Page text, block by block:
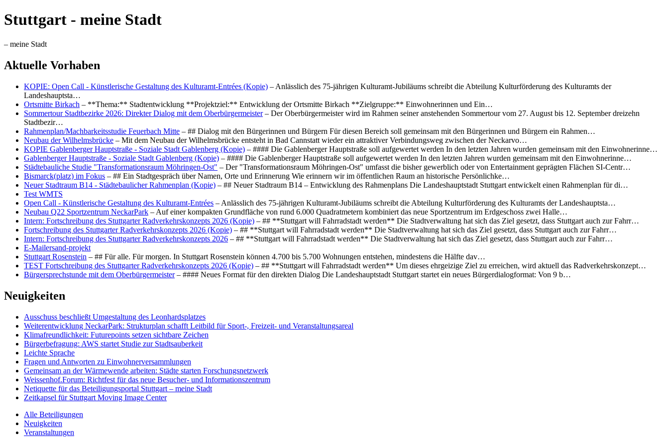
Stuttgart - meine Stadt
– meine Stadt
Aktuelle Vorhaben
KOPIE: Open Call - Künstlerische Gestaltung des Kulturamt-Entrées (Kopie) – Anlässlich des 75-jährigen Kulturamt-Jubiläums schreibt die Abteilung Kulturförderung des Kulturamts der
Landeshauptsta…
Ortsmitte Birkach – **Thema:** Stadtentwicklung **Projektziel:** Entwicklung der Ortsmitte Birkach **Zielgruppe:** Einwohnerinnen und Ein…
Sommertour Stadtbezirke 2026: Direkter Dialog mit dem Oberbürgermeister– Der Oberbürgermeister wird im Rahmen seiner anstehenden Sommertour vom 27. August bis 12. September dreizehn
Stadtbezir…
Rahmenplan/Machbarkeitsstudie Feuerbach Mitte – ## Dialog mit den Bürgerinnen und Bürgern Für diesen Bereich soll gemeinsam mit den Bürgerinnen und Bürgern ein Rahmen…
Neubau der Wilhelmsbrücke – Mit dem Neubau der Wilhelmsbrücke entsteht in Bad Cannstatt wieder ein attraktiver Verbindungsweg zwischen der Neckarvo…
KOPIE Gablenberger Hauptstraße - Soziale Stadt Gablenberg (Kopie) – #### Die Gablenberger Hauptstraße soll aufgewertet werden In den letzten Jahren wurden gemeinsam mit den Einwohnerinne…
Gablenberger Hauptstraße - Soziale Stadt Gablenberg (Kopie) – #### Die Gablenberger Hauptstraße soll aufgewertet werden In den letzten Jahren wurden gemeinsam mit den Einwohnerinne…
Städtebauliche Studie "Transformationsraum Möhringen-Ost" – Der "Transformationsraum Möhringen-Ost" umfasst die bisher gewerblich oder von Entertainment geprägten Flächen SI-Centr…
Bismarck(platz) im Fokus – ## Ein Stadtgespräch über Namen, Orte und Erinnerung Wie erinnern wir im öffentlichen Raum an historische Persönlichke…
Neuer Stadtraum B14 - Städtebaulicher Rahmenplan (Kopie) – ## Neuer Stadtraum B14 – Entwicklung des Rahmenplans Die Landeshauptstadt Stuttgart entwickelt einen Rahmenplan für di…
Test WMTS
Open Call - Künstlerische Gestaltung des Kulturamt-Entrées – Anlässlich des 75-jährigen Kulturamt-Jubiläums schreibt die Abteilung Kulturförderung des Kulturamts der Landeshauptsta…
Neubau Q22 Sportzentrum NeckarPark – Auf einer kompakten Grundfläche von rund 6.000 Quadratmetern kombiniert das neue Sportzentrum im Erdgeschoss zwei Halle…
Intern: Fortschreibung des Stuttgarter Radverkehrskonzepts 2026 (Kopie) – ## **Stuttgart will Fahrradstadt werden** Die Stadtverwaltung hat sich das Ziel gesetzt, dass Stuttgart auch zur Fahrr…
Fortschreibung des Stuttgarter Radverkehrskonzepts 2026 (Kopie) – ## **Stuttgart will Fahrradstadt werden** Die Stadtverwaltung hat sich das Ziel gesetzt, dass Stuttgart auch zur Fahrr…
Intern: Fortschreibung des Stuttgarter Radverkehrskonzepts 2026 – ## **Stuttgart will Fahrradstadt werden** Die Stadtverwaltung hat sich das Ziel gesetzt, dass Stuttgart auch zur Fahrr…
E-Mailersand-projekt
Stuttgart Rosenstein – ## Für alle. Für morgen. In Stuttgart Rosenstein können 4.700 bis 5.700 Wohnungen entstehen, mindestens die Hälfte dav…
TEST Fortschreibung des Stuttgarter Radverkehrskonzepts 2026 (Kopie) – ## **Stuttgart will Fahrradstadt werden** Um dieses ehrgeizige Ziel zu erreichen, wird aktuell das Radverkehrskonzept…
Bürgersprechstunde mit dem Oberbürgermeister– #### Neues Format für den direkten Dialog Die Landeshauptstadt Stuttgart startet ein neues Bürgerdialogformat: Von 9 b…
Neuigkeiten
Ausschuss beschließt Umgestaltung des Leonhards­platzes
Weiterentwicklung NeckarPark: Strukturplan schafft Leitbild für Sport-, Freizeit- und Veranstaltungsareal
Klimafreundlichkeit: Futurepoints setzen sichtbare Zeichen
Bürgerbefragung: AWS startet Studie zur Stadtsauberkeit
Leichte Sprache
Fragen und Antworten zu Einwohnerversammlungen
Gemeinsam an der Wärmewende arbeiten: Städte starten Forschungsnetzwerk
Weissenhof.Forum: Richtfest für das neue Besucher- und Informationszentrum
Netiquette für das Beteiligungsportal Stuttgart – meine Stadt
Zeitkapsel für Stuttgart Moving Image Center
Alle Beteiligungen
Neuigkeiten
Veranstaltungen